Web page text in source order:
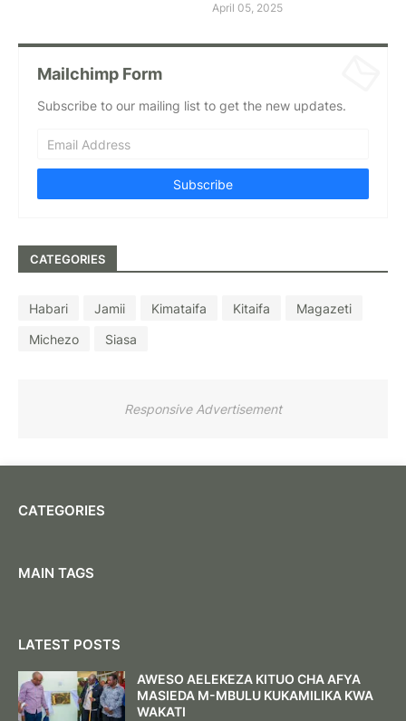
April 05, 2025
Mailchimp Form
Subscribe to our mailing list to get the new updates.
CATEGORIES
Habari Jamii Kimataifa Kitaifa
Magazeti
Michezo
Siasa
Responsive Advertisement
CATEGORIES
MAIN TAGS
LATEST POSTS
AWESO AELEKEZA KITUO CHA AFYA
MASIEDA M-MBULU KUKAMILIKA KWA
WAKATI